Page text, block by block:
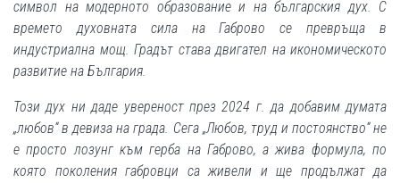
символ на модерното образование и на българския дух. С
времето духовната сила на Габрово се превръща в
индустриална мощ. Градът става двигател на икономическото
развитие на България.
Този дух ни даде увереност през 2024 г. да добавим думата
„любов“ в девиза на града. Сега „Любов, труд и постоянство“ не
е просто лозунг към герба на Габрово, а жива формула, по
която поколения габровци са живели и ще продължат да